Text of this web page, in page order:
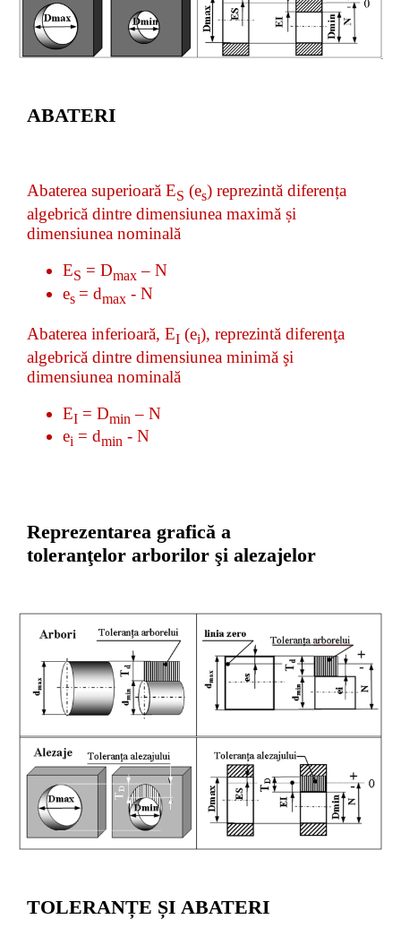
ABATERI
Abaterea superioară ES (es) reprezintă diferența
algebrică dintre dimensiunea maximă și
dimensiunea nominală
ES = Dmax – N
es = dmax - N
Abaterea inferioară, EI (ei), reprezintă diferenţa
algebrică dintre dimensiunea minimă şi
dimensiunea nominală
EI = Dmin – N
ei = dmin - N
Reprezentarea grafică a
toleranţelor arborilor şi alezajelor
TOLERANȚE ȘI ABATERI